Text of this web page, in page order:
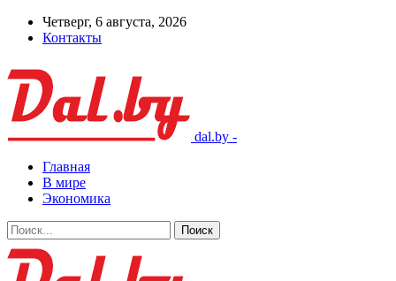
Четверг, 6 августа, 2026
Контакты
dal.by -
Главная
В мире
Экономика